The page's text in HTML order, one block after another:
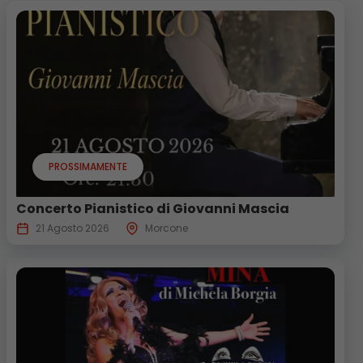
PROSSIMAMENTE
Concerto Pianistico di Giovanni Mascia
21 Agosto 2026 Morcone